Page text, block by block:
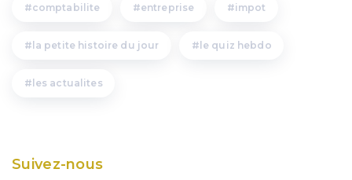
comptabilite entreprise impot
la petite histoire du jour le quiz hebdo
les actualites
Suivez-nous